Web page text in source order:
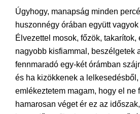
Úgyhogy, manapság minden
huszonnégy órában együtt
Élvezettel mosok, főzök, takarítok,
nagyobb kisfiammal, beszélgetek
fennmaradó egy-két órámban
és ha kizökkenek a lelkesedésből,
emlékeztetem magam, hogy el ne
hamarosan véget ér ez az